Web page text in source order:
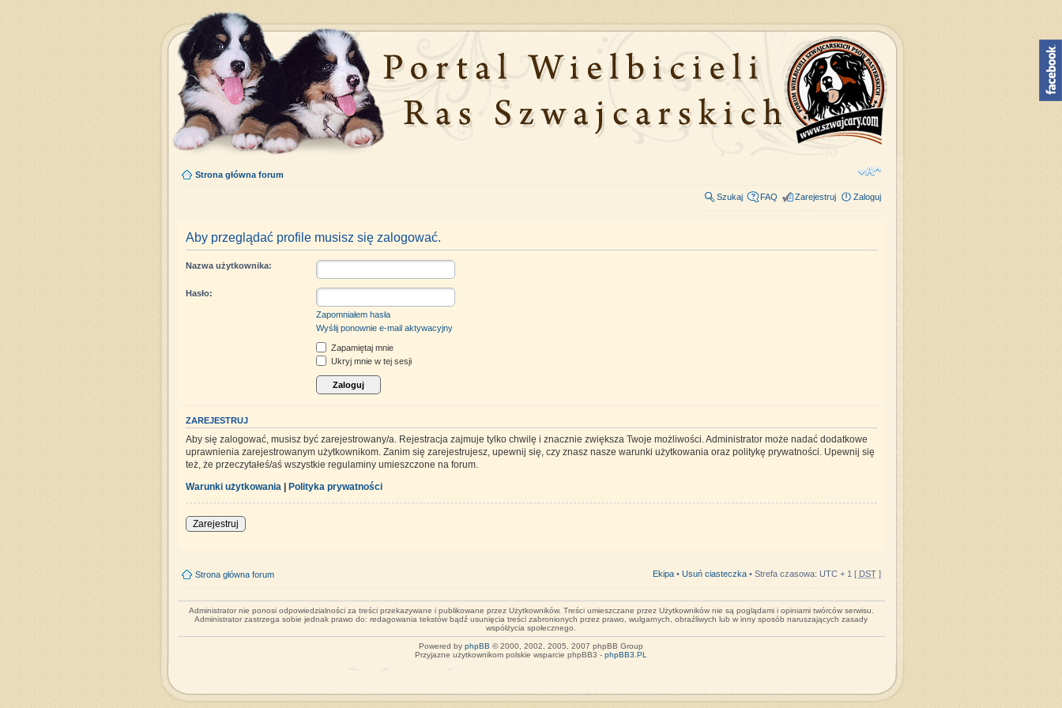
Strona główna forum
Szukaj FAQ Zarejestruj Zaloguj
Aby przeglądać profile musisz się zalogować.
Nazwa użytkownika:
Hasło:
Zapomniałem hasła
Wyślij ponownie e-mail aktywacyjny
Zapamiętaj mnie
Ukryj mnie w tej sesji
ZAREJESTRUJ
Aby się zalogować, musisz być zarejestrowany/a. Rejestracja zajmuje tylko chwilę i znacznie zwiększa Twoje możliwości. Administrator może nadać dodatkowe
uprawnienia zarejestrowanym użytkownikom. Zanim się zarejestrujesz, upewnij się, czy znasz nasze warunki użytkowania oraz politykę prywatności. Upewnij się
też, że przeczytałeś/aś wszystkie regulaminy umieszczone na forum.
Warunki użytkowania | Polityka prywatności
Zarejestruj
Strona główna forum Ekipa• Usuń ciasteczka• Strefa czasowa: UTC + 1 [ DST]
Administrator nie ponosi odpowiedzialności za treści przekazywane i publikowane przez Użytkowników. Treści umieszczane przez Użytkowników nie są poglądami i opiniami twórców serwisu.
Administrator zastrzega sobie jednak prawo do: redagowania tekstów bądź usunięcia treści zabronionych przez prawo, wulgarnych, obraźliwych lub w inny sposób naruszających zasady
współżycia społecznego.
Powered by phpBB © 2000, 2002, 2005, 2007 phpBB Group
Przyjazne użytkownikom polskie wsparcie phpBB3 - phpBB3.PL